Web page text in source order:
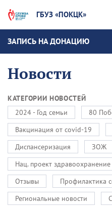
ГБУЗ «ПОКЦК»
ЗАПИСЬ НА ДОНАЦИЮ
Новости
КАТЕГОРИИ НОВОСТЕЙ
2024 - Год семьи
80
Вакцинация от covid-19
Диспансеризация
ЗОЖ
Нац. проект здравоохранение
Отзывы
Профилактика
Региональные новости